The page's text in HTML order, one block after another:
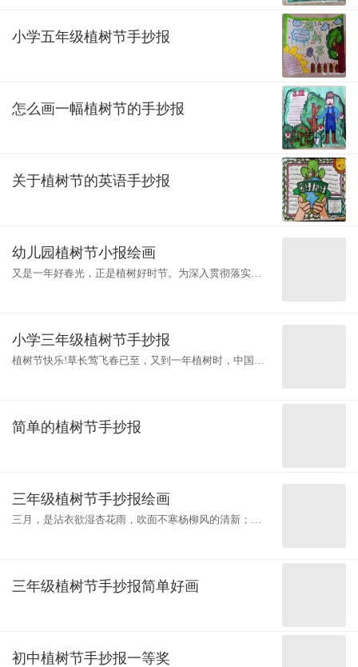
小学五年级植树节手抄报
怎么画一幅植树节的手抄报
关于植树节的英语手抄报
幼儿园植树节小报绘画
又是一年好春光，正是植树好时节。为深入贯彻落实党
小学三年级植树节手抄报
植树节快乐!草长莺飞春已至，又到一年植树时，中国的
简单的植树节手抄报
三年级植树节手抄报绘画
三月，是沾衣欲湿杏花雨，吹面不寒杨柳风的清新；三
三年级植树节手抄报简单好画
初中植树节手抄报一等奖